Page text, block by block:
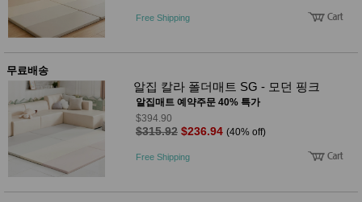
화 사
Free Shipping
무료배송
알집 칼라 폴더매트 SG - 모던 핑크
알집매트 예약주문 40% 특가
$394.90
$315.92 $236.94 (40% off)
Free Shipping